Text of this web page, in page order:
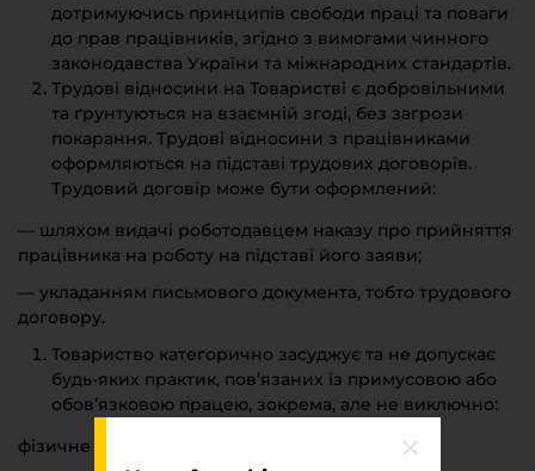
дотримуючись принципів свободи праці та поваги
до прав працівників, згідно з вимогами чинного
законодавства України та міжнародних стандартів.
Трудові відносини на Товаристві є добровільними
та ґрунтуються на взаємній згоді, без загрози
покарання. Трудові відносини з працівниками
оформляються на підставі трудових договорів.
Трудовий договір може бути оформлений:
— шляхом видачі роботодавцем наказу про прийняття
працівника на роботу на підставі його заяви;
— укладанням письмового документа, тобто трудового
договору.
Товариство категорично засуджує та не допускає
будь-яких практик, пов’язаних із примусовою або
обов’язковою працею, зокрема, але не виключно:
фізичне або сексуальне насильство;